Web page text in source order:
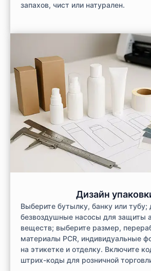
запахов, чист или натурален.
Дизайн
Выберите бутылку, банку или тубу;
безвоздушные насосы для защиты
веществ; выберите размер,
материалы PCR, индивидуальные
на этикетке и отделку. Включите
штрих-коды для розничной